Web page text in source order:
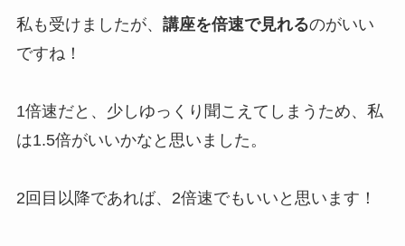
私も受けましたが、 講座を倍速で見れるのがいい
ですね！
1倍速だと、少しゆっくり聞こえてしまうため、私
は1.5倍がいいかなと思いました。
2回目以降であれば、2倍速でもいいと思います！